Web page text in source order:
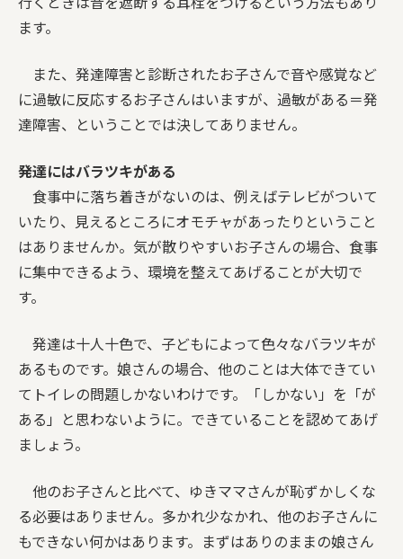
ます。
また、発達障害と診断されたお子さんで音や感覚など
に過敏に反応するお子さんはいますが、過敏がある＝発
達障害、ということでは決してありません。
発達にはバラツキがある
食事中に落ち着きがないのは、例えばテレビがついて
いたり、見えるところにオモチャがあったりということ
はありませんか。気が散りやすいお子さんの場合、食事
に集中できるよう、環境を整えてあげることが大切で
す。
発達は十人十色で、子どもによって色々なバラツキが
あるものです。娘さんの場合、他のことは大体できてい
てトイレの問題しかないわけです。「しかない」を「が
ある」と思わないように。できていることを認めてあげ
ましょう。
他のお子さんと比べて、ゆきママさんが恥ずかしくな
る必要はありません。多かれ少なかれ、他のお子さんに
もできない何かはあります。まずはありのままの娘さん